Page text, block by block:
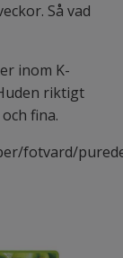
Så vad
inom K-
riktigt
fina.
fotvard/